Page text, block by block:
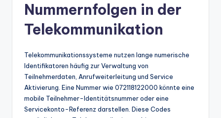
Nummernfolgen in der
Telekommunikation
Telekommunikationssysteme nutzen lange numerische
Identifikatoren häufig zur Verwaltung von
Teilnehmerdaten, Anrufweiterleitung und Service
Aktivierung. Eine Nummer wie 072118122000 könnte eine
mobile Teilnehmer-Identitätsnummer oder eine
Servicekonto-Referenz darstellen. Diese Codes